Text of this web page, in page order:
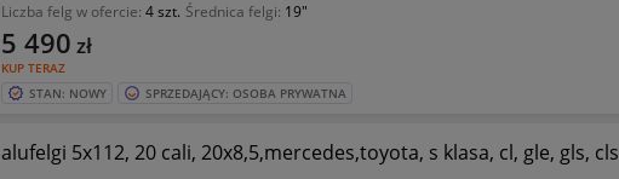
Liczba felg w ofercie: 4 szt. Średnica felgi: 19"
KUP TERAZ
5 490 zł
STAN: NOWY SPRZEDAJĄCY: OSOBA PRYWATNA
alufelgi 5x112, 20 cali, 20x8,5,mercedes,toyota, s klasa, cl, gle, gls, cls